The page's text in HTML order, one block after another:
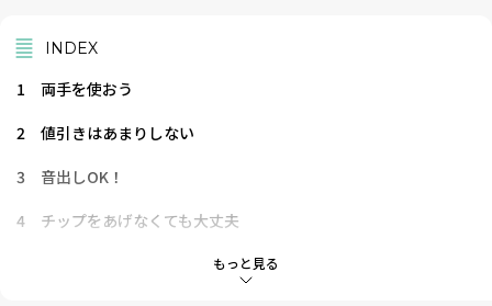
もっと見る
INDEX
1
両手を使おう
2
値引きはあまりしない
3
音出しOK！
4
チップをあげなくても大丈夫
お辞儀の角度に気をつけましょう